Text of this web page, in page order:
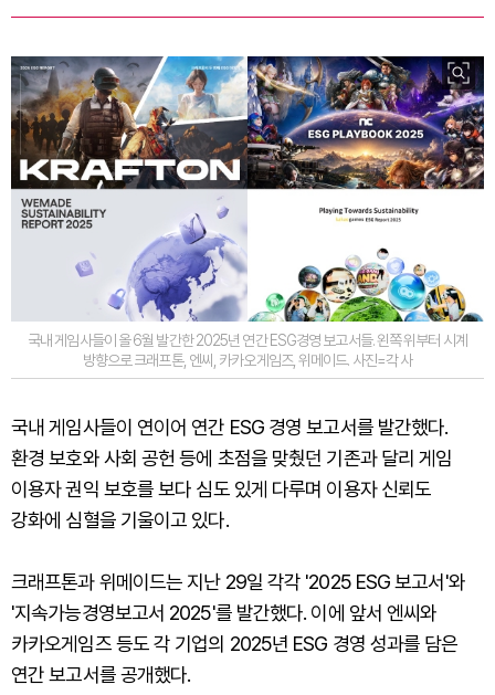
국내 게임사들이 올 6월 발간한 2025년 연간 ESG경영 보고서들. 왼쪽 위부터 시계
방향으로 크래프톤, 엔씨, 카카오게임즈, 위메이드. 사진=각 사
국내 게임사들이 연이어 연간 ESG 경영 보고서를 발간했다.
환경 보호와 사회 공헌 등에 초점을 맞췄던 기존과 달리 게임
이용자 권익 보호를 보다 심도 있게 다루며 이용자 신뢰도
강화에 심혈을 기울이고 있다.
크래프톤과 위메이드는 지난 29일 각각 '2025 ESG 보고서'와
'지속가능경영보고서 2025'를 발간했다. 이에 앞서 엔씨와
카카오게임즈 등도 각 기업의 2025년 ESG 경영 성과를 담은
연간 보고서를 공개했다.